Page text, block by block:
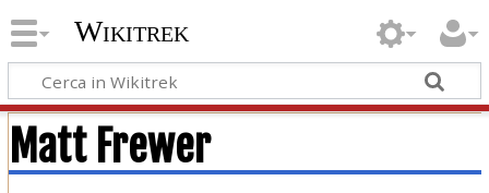
Wikitrek
Matt Frewer